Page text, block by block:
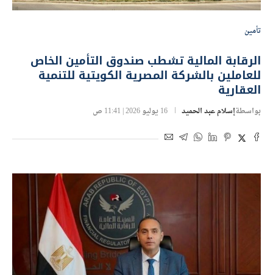
تأمين
الرقابة المالية تشطب صندوق التأمين الخاص
للعاملين بالشركة المصرية الكويتية للتنمية
العقارية
بواسطةإسلام عبد الحميد 16 يوليو 2026 | 11:41 ص